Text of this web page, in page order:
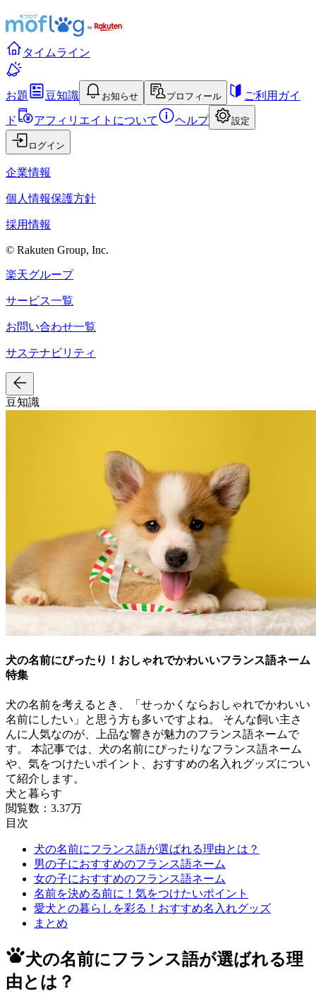
タイムライン
お題 豆知識 お知らせ プロフィール ご利用ガイ
ド アフィリエイトについて ヘルプ 設定
ログイン
企業情報
個人情報保護方針
採用情報
© Rakuten Group, Inc.
楽天グループ
サービス一覧
お問い合わせ一覧
サステナビリティ
豆知識
犬の名前にぴったり！おしゃれでかわいいフランス語ネーム
特集
犬の名前を考えるとき、「せっかくならおしゃれでかわいい
名前にしたい」と思う方も多いですよね。 そんな飼い主さ
んに人気なのが、上品な響きが魅力のフランス語ネームで
す。 本記事では、犬の名前にぴったりなフランス語ネーム
や、気をつけたいポイント、おすすめの名入れグッズについ
て紹介します。
犬と暮らす
閲覧数：3.37万
目次
犬の名前にフランス語が選ばれる理由とは？
男の子におすすめのフランス語ネーム
女の子におすすめのフランス語ネーム
名前を決める前に！気をつけたいポイント
愛犬との暮らしを彩る！おすすめ名入れグッズ
まとめ
犬の名前にフランス語が選ばれる理
由とは？